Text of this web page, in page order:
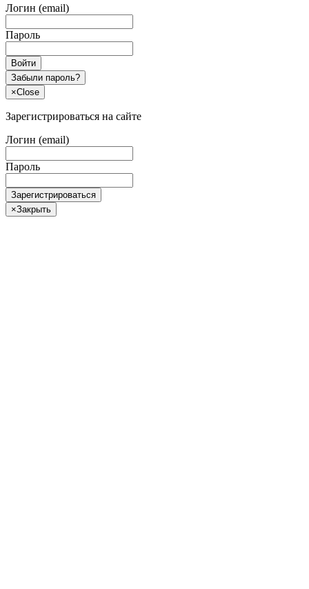
Логин (email)
Пароль
Войти
Забыли пароль?
×Close
Зарегистрироваться на сайте
Логин (email)
Пароль
Зарегистрироваться
×Закрыть